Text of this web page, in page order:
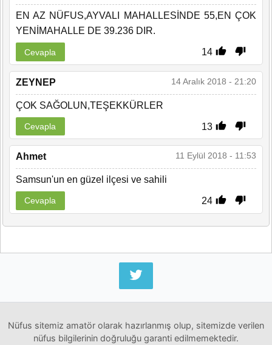
EN AZ NÜFUS,AYVALI MAHALLESİNDE 55,EN ÇOK
YENİMAHALLE DE 39.236 DIR.
14
Cevapla
ZEYNEP 14 Aralık 2018 - 21:20
ÇOK SAĞOLUN,TEŞEKKÜRLER
13
Cevapla
Ahmet 11 Eylül 2018 - 11:53
Samsun'un en güzel ilçesi ve sahili
24
Cevapla
Nüfus sitemiz amatör olarak hazırlanmış olup, sitemizde verilen
nüfus bilgilerinin doğruluğu garanti edilmemektedir.